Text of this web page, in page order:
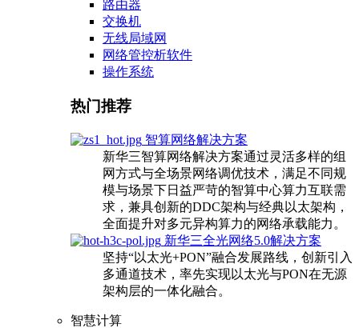
路由器
交换机
无线局域网
网络管控析软件
操作系统
热门推荐
智算网络解决方案
新华三智算网络解决方案通过灵活多样的组
网方式与全场景网络调优技术，满足不同规
模与场景下日益严苛的智算中心算力互联需
求，兼具创新的DDC架构与经典以太架构，
全面提升对多元异构算力的网络承载能力。
新华三全光网络5.0解决方案
坚持“以太光+PON”融合发展路线，创新引入
多通道技术，率先实现以太光与PON在无源
架构层的一体化融合。
智慧计算